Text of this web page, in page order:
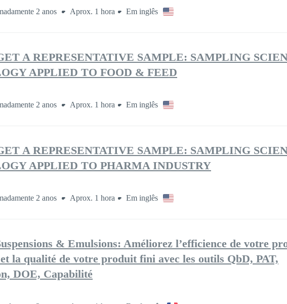
2 anos Aprox. 1 hora Em inglês
A REPRESENTATIVE SAMPLE: SAMPLING
APPLIED TO FOOD & FEED
2 anos Aprox. 1 hora Em inglês
A REPRESENTATIVE SAMPLE: SAMPLING
APPLIED TO PHARMA INDUSTRY
2 anos Aprox. 1 hora Em inglês
& Emulsions: Améliorez l’efficience de votre
la qualité de votre produit fini avec les outils QbD, PAT,
DOE, Capabilité